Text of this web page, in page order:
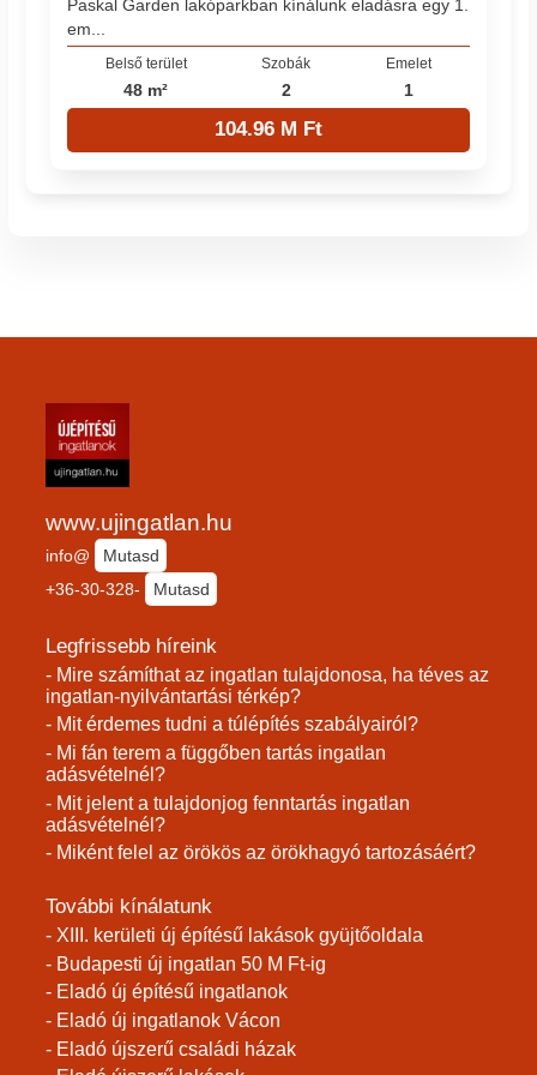
Paskal Garden lakóparkban kínálunk eladásra egy 1.
em...
Belső terület
48 m²
Szobák
2
Emelet
1
104.96 M Ft
www.ujingatlan.hu
info@
Mutasd
+36-30-328-
Mutasd
Legfrissebb híreink
- Mire számíthat az ingatlan tulajdonosa, ha téves az
ingatlan-nyilvántartási térkép?
- Mit érdemes tudni a túlépítés szabályairól?
- Mi fán terem a függőben tartás ingatlan
adásvételnél?
- Mit jelent a tulajdonjog fenntartás ingatlan
adásvételnél?
- Miként felel az örökös az örökhagyó tartozásáért?
További kínálatunk
- XIII. kerületi új építésű lakások gyüjtőoldala
- Budapesti új ingatlan 50 M Ft-ig
- Eladó új építésű ingatlanok
- Eladó új ingatlanok Vácon
- Eladó újszerű családi házak